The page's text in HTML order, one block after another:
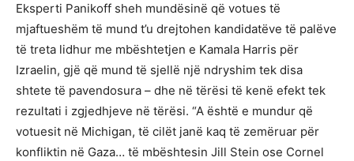
Eksperti Panikoff sheh mundësinë që votues të
mjaftueshëm të mund t’u drejtohen kandidatëve të palëve
të treta lidhur me mbështetjen e Kamala Harris për
Izraelin, gjë që mund të sjellë një ndryshim tek disa
shtete të pavendosura – dhe në tërësi të kenë efekt tek
rezultati i zgjedhjeve në tërësi. “A është e mundur që
votuesit në Michigan, të cilët janë kaq të zemëruar për
konfliktin në Gaza… të mbështesin Jill Stein ose Cornel